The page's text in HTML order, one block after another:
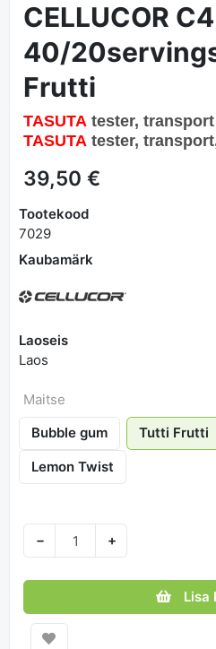
CELLUCOR
40/
Frutti
TASUTA tester, transport
TASUTA tester,
39,50 €
Tootekood
7029
Kaubamärk
Laoseis
Laos
Maitse
Bubble gum
Tutti Frutti
Lemon Twist
− +
Lisa